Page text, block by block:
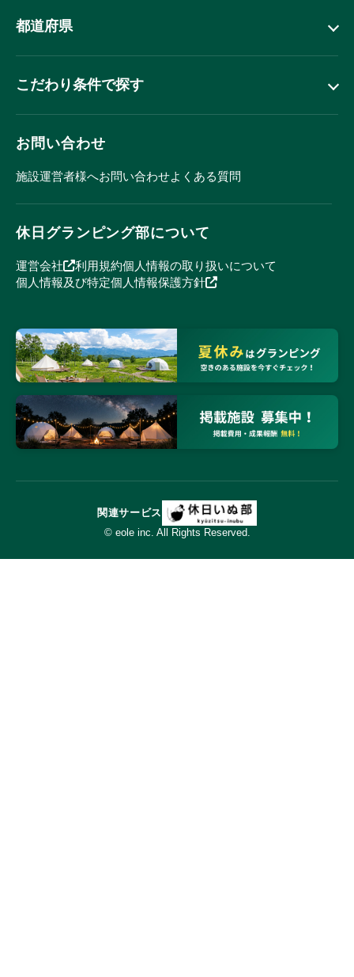
都道府県
こだわり条件で探す
お問い合わせ
施設運営者様へお問い合わせよくある質問
休日グランピング部について
運営会社 利用規約個人情報の取り扱いについて
個人情報及び特定個人情報保護方針
関連サービス
© eole inc. All Rights Reserved.